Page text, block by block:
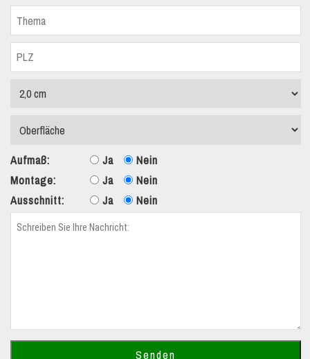
Aufmaß: Ja
Nein
Montage:
Ja
Nein
Ausschnitt:
Ja Nein